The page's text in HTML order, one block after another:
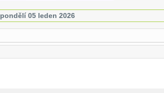
pondělí 05 leden 2026